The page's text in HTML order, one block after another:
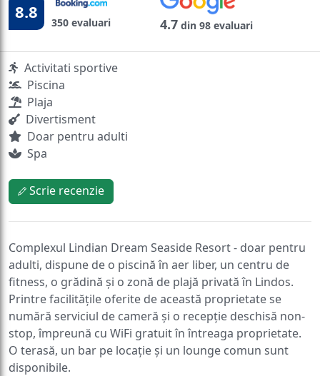
8.8 350 evaluari 4.7 din 98 evaluari
Activitati sportive
Piscina
Plaja
Divertisment
Doar pentru adulti
Spa
Scrie recenzie
Complexul Lindian Dream Seaside Resort - doar pentru
adulti, dispune de o piscină în aer liber, un centru de
fitness, o grădină și o zonă de plajă privată în Lindos.
Printre facilitățile oferite de această proprietate se
numără serviciul de cameră și o recepție deschisă non-
stop, împreună cu WiFi gratuit în întreaga proprietate.
O terasă, un bar pe locație și un lounge comun sunt
disponibile.